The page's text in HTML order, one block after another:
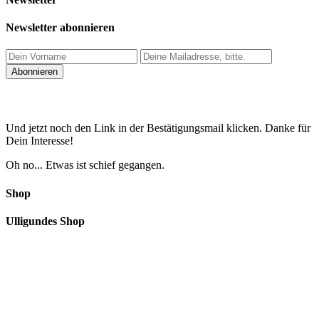
Newsletter abonnieren
Und jetzt noch den Link in der Bestätigungsmail klicken. Danke für
Dein Interesse!
Oh no... Etwas ist schief gegangen.
Shop
Ulligundes Shop